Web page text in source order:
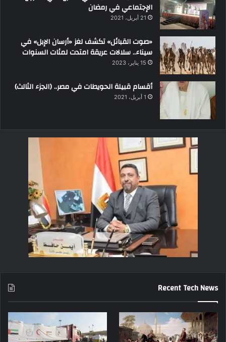
الإجتماعي في رمضان
21 أبريل، 2021
«صوت القبائل» تكشف لغز «أرسان الإبل» في
سيناء.. سلالات عريقة امتدت لمئات السنوات
15 يناير، 2023
أقسام قبيلة الحويطات في مصر.. (الجزء الثالث)
1 أبريل، 2021
Recent Tech News